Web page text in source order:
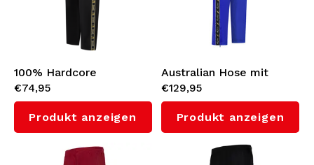
100% Hardcore
Trainingshose 'Essential'
(Gold)
€74,95
Produkt anzeigen
Australian Hose mit
Schwarzem
Seitenstreifen 3.0
(Cornflower Blue)
€129,95
Produkt anzeigen